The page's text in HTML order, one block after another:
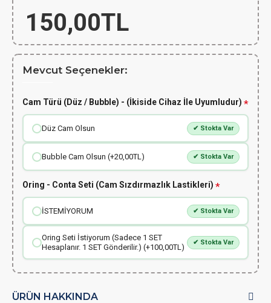
150,00TL
Mevcut Seçenekler:
Cam Türü (Düz / Bubble) - (İkiside Cihaz İle Uyumludur)
Düz Cam Olsun ✔ Stokta Var
Bubble Cam Olsun (+20,00TL) ✔ Stokta Var
Oring - Conta Seti (Cam Sızdırmazlık Lastikleri)
İSTEMİYORUM ✔ Stokta Var
Oring Seti İstiyorum (Sadece 1 SET
Hesaplanır. 1 SET Gönderilir.) (+100,00TL)
✔ Stokta Var
ÜRÜN HAKKINDA